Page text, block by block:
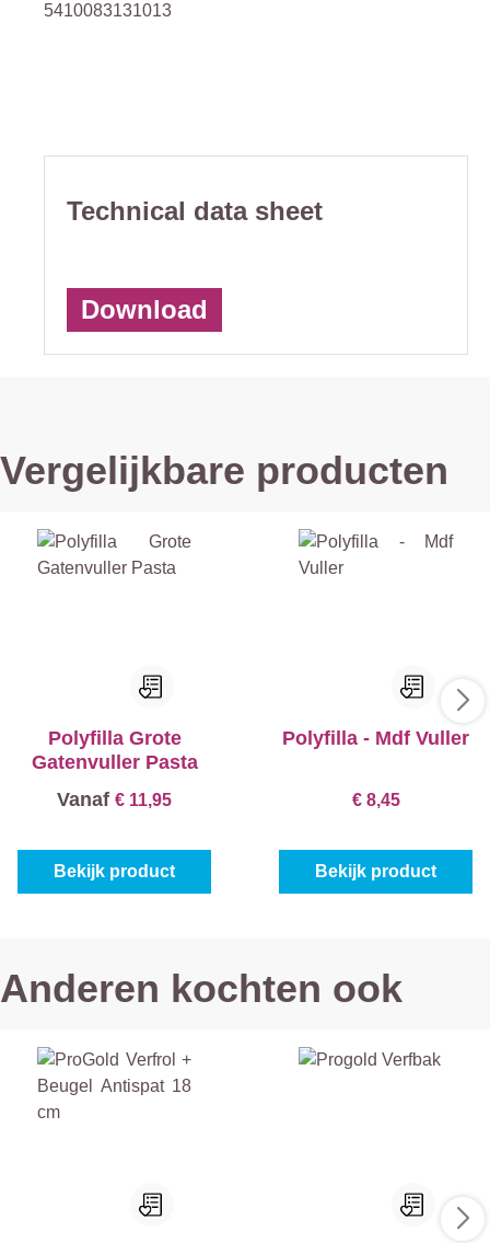
5410083131013
Technical data sheet
Download
Vergelijkbare producten
Polyfilla Grote
Gatenvuller Pasta
Vanaf € 11,95
Bekijk product
Polyfilla - Mdf Vuller
€ 8,45
Bekijk product
Anderen kochten ook